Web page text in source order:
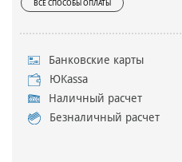
ВСЕ СПОСОБЫ ОПЛАТЫ
Банковские карты
ЮKassa
Наличный расчет
Безналичный расчет